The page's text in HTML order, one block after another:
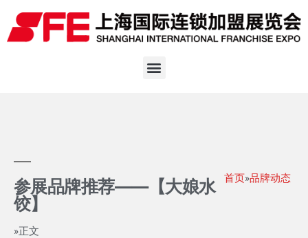
参展品牌推荐——【大娘水
饺】
首页»品牌动态
»正文